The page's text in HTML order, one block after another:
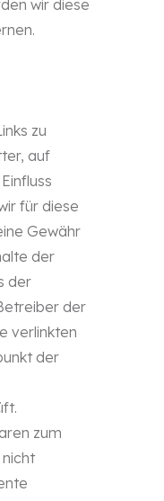
wir diese
zu
auf
für diese
Gewähr
der
der
der
verlinkten
der
zum